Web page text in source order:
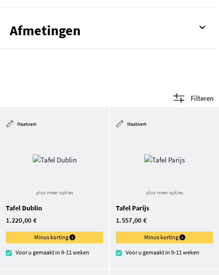
Afmetingen
Filteren
Maatwerk
plus meer opties
Tafel Dublin
1.220,00 €
Minus korting
Voor u gemaakt in 9-11 weken
Maatwerk
plus meer opties
Tafel Parijs
1.557,00 €
Minus korting
Voor u gemaakt in 9-11 weken